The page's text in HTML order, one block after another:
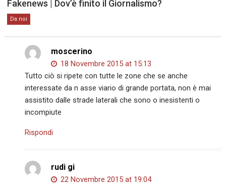
Fakenews | Dov’è finito il Giornalismo?
Da noi
moscerino
18 Novembre 2015 at 15:13
Tutto ciò si ripete con tutte le zone che se anche
interessate da n asse viario di grande portata, non è mai
assistito dalle strade laterali che sono o inesistenti o
incompiute
Rispondi
rudi gi
22 Novembre 2015 at 19:04